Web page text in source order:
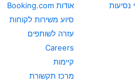
אודות Booking.com
סיוע משירות לקוחות
עזרה לשותפים
Careers
קיימות
מרכז תקשורת